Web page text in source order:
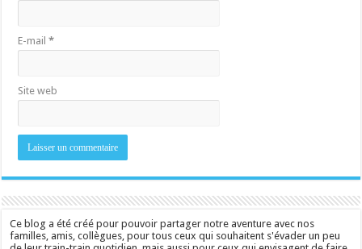
E-mail*
Site web
Ce blog a été créé pour pouvoir partager notre aventure avec nos
familles, amis, collègues, pour tous ceux qui souhaitent s'évader un peu